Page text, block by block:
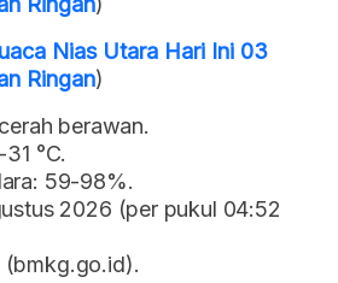
Nias Utara Hari Ini 03
Ringan)
berawan.
°C.
59-98%.
2026 (per pukul 04:52
(bmkg.go.id).